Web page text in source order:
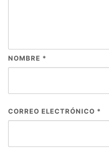
NOMBRE *
CORREO ELECTRÓNICO *